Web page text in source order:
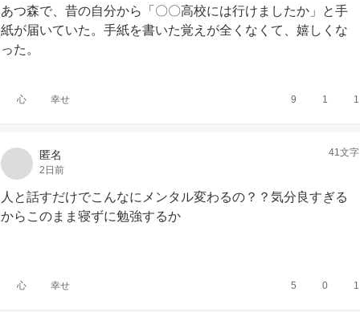
あつ森で、昔の自分から「〇〇高校には行けましたか」と手
紙が届いていた。手紙を書いた覚えが全くなくて、嬉しくな
った。
心 幸せ 9 1 1
匿名
2日前
41文字
人と話すだけでこんなにメンタル変わるの？？気分良すぎる
からこのまま寝ずに勉強するか
心 幸せ 5 0 1